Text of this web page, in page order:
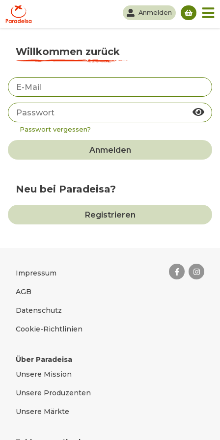
Anmelden
Willkommen zurück
Passwort vergessen?
Anmelden
Neu bei Paradeisa?
Registrieren
Rechtliches
Impressum
AGB
Datenschutz
Cookie-Richtlinien
Über Paradeisa
Unsere Mission
Unsere Produzenten
Unsere Märkte